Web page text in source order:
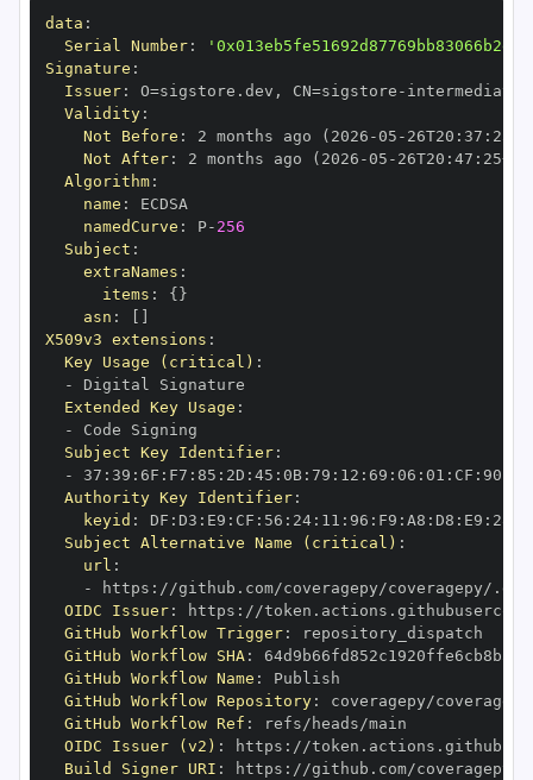
data :
Serial Number:
Signature :
Issuer: O=sigstore.dev , CN=sigstore -
Validity:
Not Before : 2 months ago (2026 -05 - 26T20 : 37 :
Not After: 2 months ago (2026 -05 - 26T20 : 47 : 25+00
Algorithm:
name :
namedCurve : P- 256
Subject :
extraNames :
items : { }
asn :
X509v3 extensions :
Key Usage (critical) :
-
Extended Key Usage :
-
Subject Key Identifier:
-
37 : 39 : 6F : F7 : 85 : 2D : 45 : 0B: 79 : 12 : 69 : 06 : 01 : CF : 90
Authority Key Identifier:
keyid : DF : D3 : E9 : CF : 56 : 24: 11 : 96 : F9 : A8 : D8 : E9 : 28
Subject Alternative Name (critical) :
url :
-
https :
OIDC Issuer: https :
GitHub Workflow Trigger:
GitHub Workflow SHA:
GitHub Workflow Name :
GitHub Workflow Repository:
GitHub Workflow Ref :
OIDC Issuer (v2) : https :
Build Signer URI : https :